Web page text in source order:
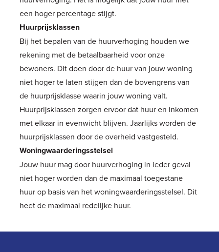
een hoger percentage stijgt.
Huurprijsklassen
Bij het bepalen van de huurverhoging houden we
rekening met de betaalbaarheid voor onze
bewoners. Dit doen door de huur van jouw woning
niet hoger te laten stijgen dan de bovengrens van
de huurprijsklasse waarin jouw woning valt.
Huurprijsklassen zorgen ervoor dat huur en inkomen
met elkaar in evenwicht blijven. Jaarlijks worden de
huurprijsklassen door de overheid vastgesteld.
Woningwaarderingsstelsel
Jouw huur mag door huurverhoging in ieder geval
niet hoger worden dan de maximaal toegestane
huur op basis van het woningwaarderingsstelsel. Dit
heet de maximaal redelijke huur.